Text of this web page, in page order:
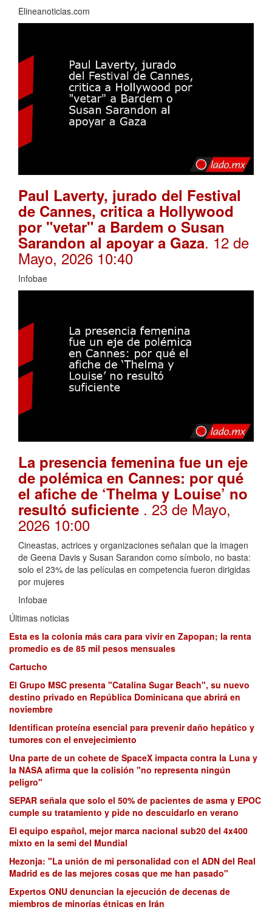
Elineanoticias.com
Paul Laverty, jurado del Festival
de Cannes, critica a Hollywood
por "vetar" a Bardem o Susan
Sarandon al apoyar a Gaza. 12 de
Mayo, 2026 10:40
Infobae
La presencia femenina fue un eje
de polémica en Cannes: por qué
el afiche de ‘Thelma y Louise’ no
resultó suficiente . 23 de Mayo,
2026 10:00
Cineastas, actrices y organizaciones señalan que la imagen
de Geena Davis y Susan Sarandon como símbolo, no basta:
solo el 23% de las películas en competencia fueron dirigidas
por mujeres
Infobae
Últimas noticias
Esta es la colonia más cara para vivir en Zapopan; la renta
promedio es de 85 mil pesos mensuales
Cartucho
El Grupo MSC presenta "Catalina Sugar Beach", su nuevo
destino privado en República Dominicana que abrirá en
noviembre
Identifican proteína esencial para prevenir daño hepático y
tumores con el envejecimiento
Una parte de un cohete de SpaceX impacta contra la Luna y
la NASA afirma que la colisión "no representa ningún
peligro"
SEPAR señala que solo el 50% de pacientes de asma y EPOC
cumple su tratamiento y pide no descuidarlo en verano
El equipo español, mejor marca nacional sub20 del 4x400
mixto en la semi del Mundial
Hezonja: "La unión de mi personalidad con el ADN del Real
Madrid es de las mejores cosas que me han pasado"
Expertos ONU denuncian la ejecución de decenas de
miembros de minorías étnicas en Irán